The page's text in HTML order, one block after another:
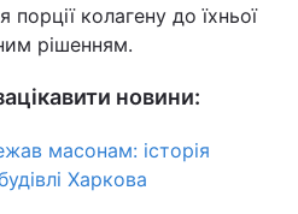
колагену до їхньої
рішенням.
новини:
масонам: історія
Харкова